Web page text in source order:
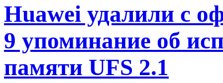
Huawei удалили с
9 упоминание об
памяти UFS 2.1